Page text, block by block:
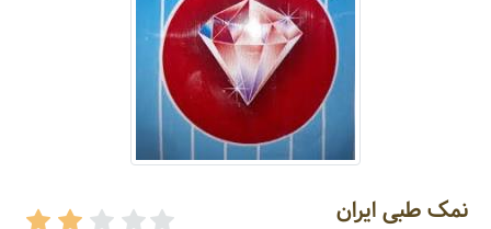
نمک طبی ایران